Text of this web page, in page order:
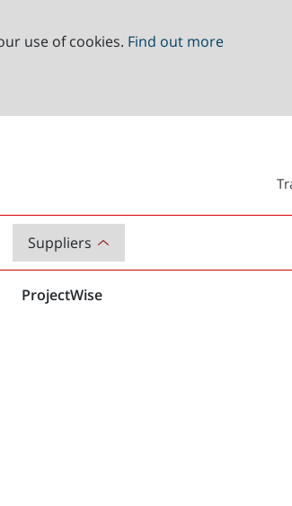
use of cookies. Find out more
Suppliers
ProjectWise